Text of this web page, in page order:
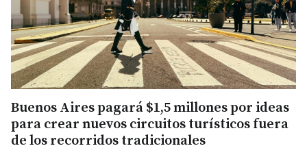
Buenos Aires pagará $1,5 millones por ideas
para crear nuevos circuitos turísticos fuera
de los recorridos tradicionales